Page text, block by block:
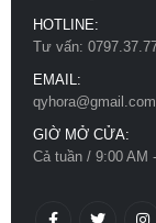
HOTLINE:
Tư vấn:
EMAIL:
qyhora@gmail.com
GIỜ MỞ CỬA:
Cả tuần / 9:00 AM